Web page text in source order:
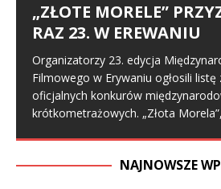
„ZŁOTE MORELE”
RAZ 23. W EREWANIU
Organizatorzy 23. edycja
Filmowego w Erywaniu ogłosili listę
oficjalnych konkurów
krótkometrażowych. „Złota
NAJNOWSZE